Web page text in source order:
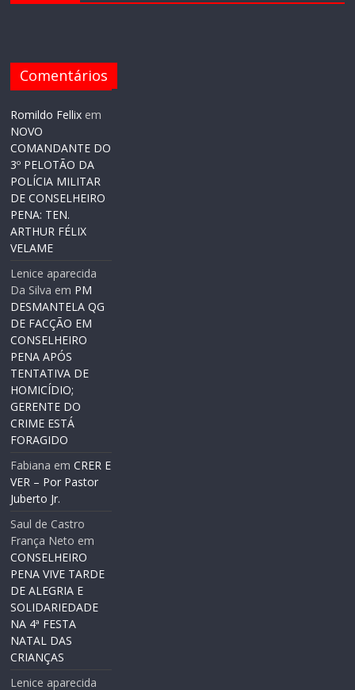
Comentários
Romildo Fellix em
NOVO
COMANDANTE DO
3º PELOTÃO DA
POLÍCIA MILITAR
DE CONSELHEIRO
PENA: TEN.
ARTHUR FÉLIX
VELAME
Lenice aparecida
Da Silva em PM
DESMANTELA QG
DE FACÇÃO EM
CONSELHEIRO
PENA APÓS
TENTATIVA DE
HOMICÍDIO;
GERENTE DO
CRIME ESTÁ
FORAGIDO
Fabiana emCRER E
VER – Por Pastor
Juberto Jr.
Saul de Castro
França Neto em
CONSELHEIRO
PENA VIVE TARDE
DE ALEGRIA E
SOLIDARIEDADE
NA 4ª FESTA
NATAL DAS
CRIANÇAS
Lenice aparecida